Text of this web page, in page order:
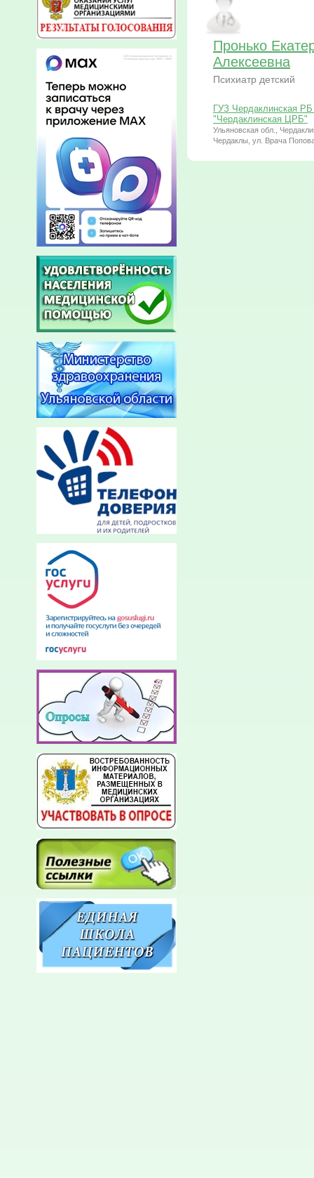
Пронько
Алексеевна
Психиатр детский
ГУЗ Чердаклинская
"Чердаклинская ЦРБ"
Ульяновская обл.,
Чердаклы, ул. Врача